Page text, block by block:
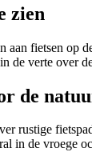
zien
aan fietsen op
de verte over
de
rustige
in de vroege